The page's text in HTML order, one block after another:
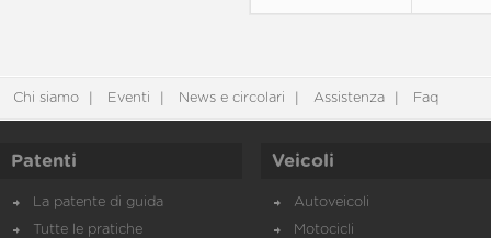
Chi siamo Eventi News e circolari Assistenza Faq
Patenti
La patente di guida
Tutte le pratiche
Veicoli
Autoveicoli
Motocicli